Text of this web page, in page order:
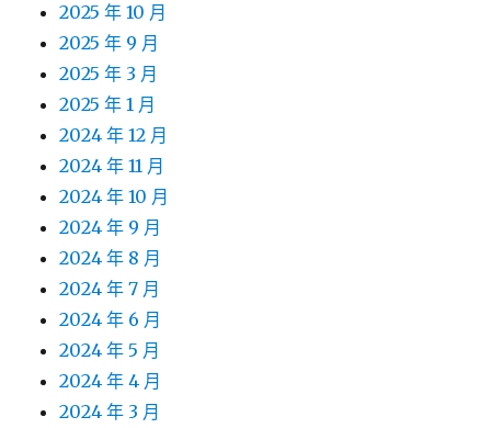
2025 年 10 月
2025 年 9 月
2025 年 3 月
2025 年 1 月
2024 年 12 月
2024 年 11 月
2024 年 10 月
2024 年 9 月
2024 年 8 月
2024 年 7 月
2024 年 6 月
2024 年 5 月
2024 年 4 月
2024 年 3 月